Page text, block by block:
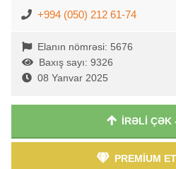
+994 (050) 212 61-74
Elanın nömrəsi: 5676
Baxış sayı: 9326
08 Yanvar 2025
İRƏLİ ÇƏK
PREMİUM